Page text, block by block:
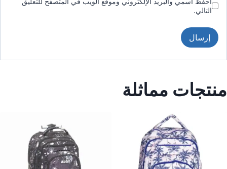
التالي.
منتجات مماثلة